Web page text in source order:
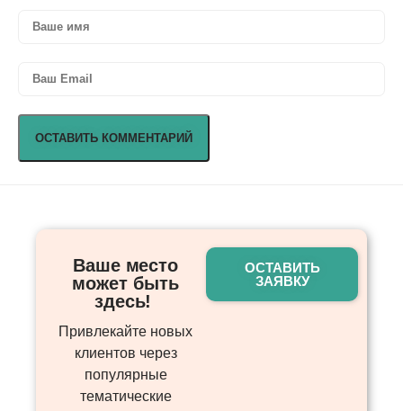
Ваше место
может быть
здесь! ​
Привлекайте новых
клиентов через
популярные
тематические
ОСТАВИТЬ
ЗАЯВКУ